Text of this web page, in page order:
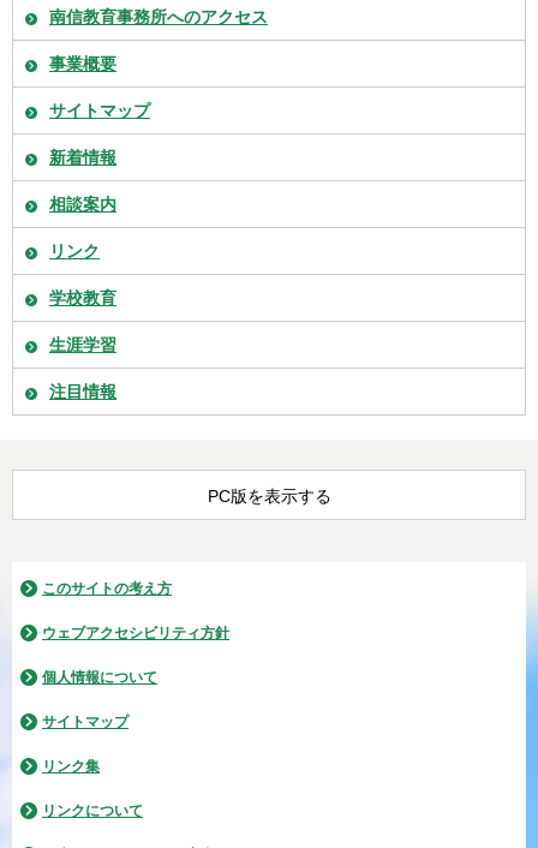
南信教育事務所へのアクセス
事業概要
サイトマップ
新着情報
相談案内
リンク
学校教育
生涯学習
注目情報
PC版を表示する
このサイトの考え方
ウェブアクセシビリティ方針
個人情報について
サイトマップ
リンク集
リンクについて